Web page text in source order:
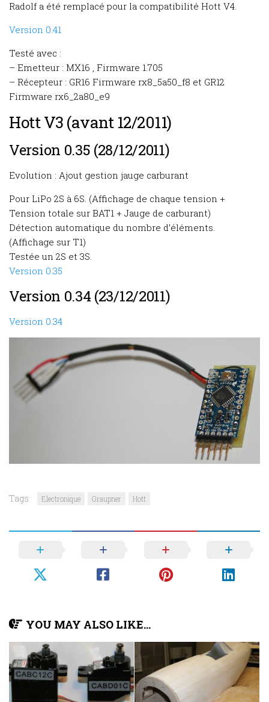
Radolf a été remplacé pour la compatibilité Hott V4.
Version 0.41
Testé avec :
– Emetteur : MX16 , Firmware 1.705
– Récepteur : GR16 Firmware rx8_5a50_f8 et GR12
Firmware rx6_2a80_e9
Hott V3 (avant 12/2011)
Version 0.35 (28/12/2011)
Evolution : Ajout gestion jauge carburant
Pour LiPo 2S à 6S. (Affichage de chaque tension +
Tension totale sur BAT1 + Jauge de carburant)
Détection automatique du nombre d’éléments.
(Affichage sur T1)
Testée un 2S et 3S.
Version 0.35
Version 0.34 (23/12/2011)
Version 0.34
Tags: Electronique Graupner Hott
YOU MAY ALSO LIKE...